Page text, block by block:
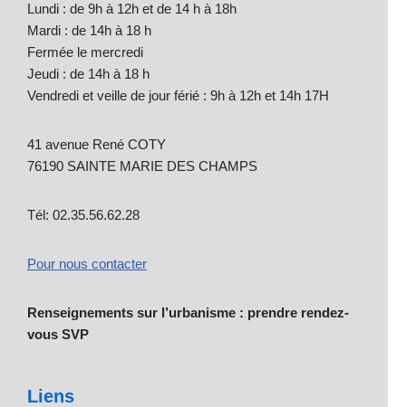
Lundi : de 9h à 12h et de 14 h à 18h
Mardi : de 14h à 18 h
Fermée le mercredi
Jeudi : de 14h à 18 h
Vendredi et veille de jour férié : 9h à 12h et 14h 17H
41 avenue René COTY
76190 SAINTE MARIE DES CHAMPS
Tél: 02.35.56.62.28
Pour nous contacter
Renseignements sur l’urbanisme : prendre rendez-
vous SVP
Liens